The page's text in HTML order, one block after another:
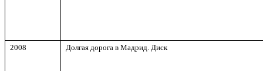
2008 Долгая дорога в Мадрид. Диск